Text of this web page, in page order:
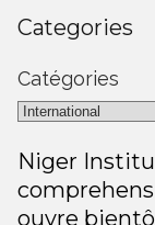
Categories
Catégories
Niger
ouvre